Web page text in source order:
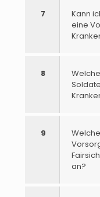
7
Kann
eine
8
9
an?